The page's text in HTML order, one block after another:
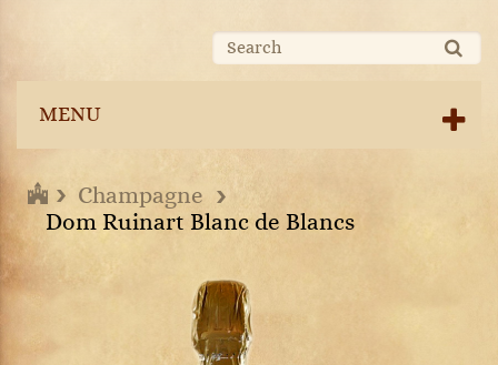
MENU
Champagne
Dom Ruinart Blanc de Blancs